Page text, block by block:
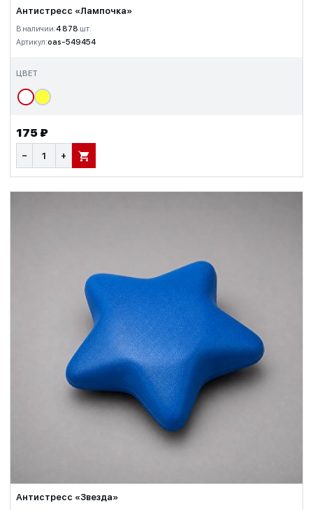
Антистресс «Лампочка»
В наличии:4 878 шт.
Артикул:oas-549454
ЦВЕТ
175 ₽
− + В КОРЗИНУ
Антистресс «Звезда»